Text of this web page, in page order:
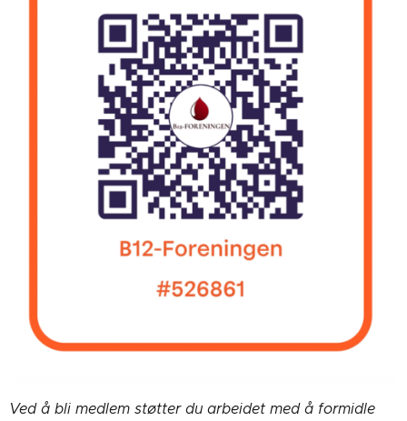
Ved å bli medlem støtter du arbeidet med å formidle